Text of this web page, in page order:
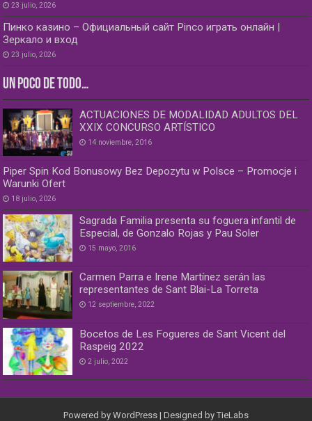
23 julio, 2026
Пинко казино – Официальный сайт Pinco играть онлайн |
Зеркало и вход
23 julio, 2026
UN POCO DE TODO…
ACTUACIONES DE MODALIDAD ADULTOS DEL
XXIX CONCURSO ARTÍSTICO
14 noviembre, 2016
Piper Spin Kod Bonusowy Bez Depozytu w Polsce – Promocje i
Warunki Ofert
18 julio, 2026
Sagrada Familia presenta su foguera infantil de
Especial, de Gonzalo Rojas y Pau Soler
15 mayo, 2016
Carmen Parra e Irene Martínez serán las
representantes de Sant Blai-La Torreta
12 septiembre, 2022
Bocetos de Les Fogueres de Sant Vicent del
Raspeig 2022
2 julio, 2022
Powered by WordPress | Designed by TieLabs